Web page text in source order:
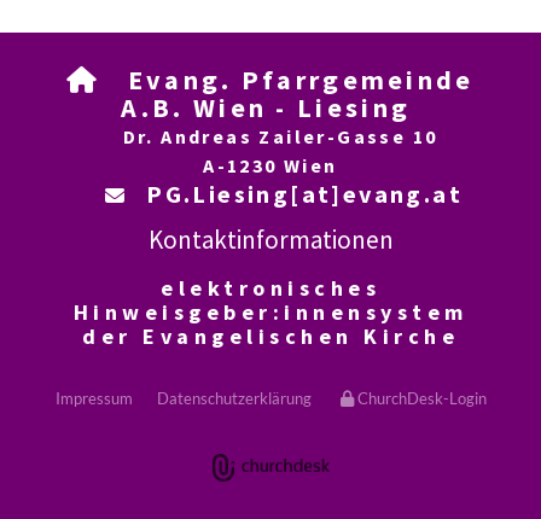

Evang. Pfarrgemeinde
A.B. Wien - Liesing
Dr. Andreas Zailer-Gasse 10
A-1230 Wien
 PG.Liesing[at]evang.at
Kontaktinformationen
elektronisches
Hinweisgeber:innensystem
der Evangelischen Kirche
Impressum Datenschutzerklärung ChurchDesk-Login